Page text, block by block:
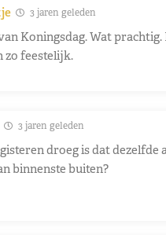
3 jaren geleden
Koningsdag. Wat prachtig.
zo feestelijk.
3 jaren geleden
droeg is dat dezelfde
binnenste buiten?